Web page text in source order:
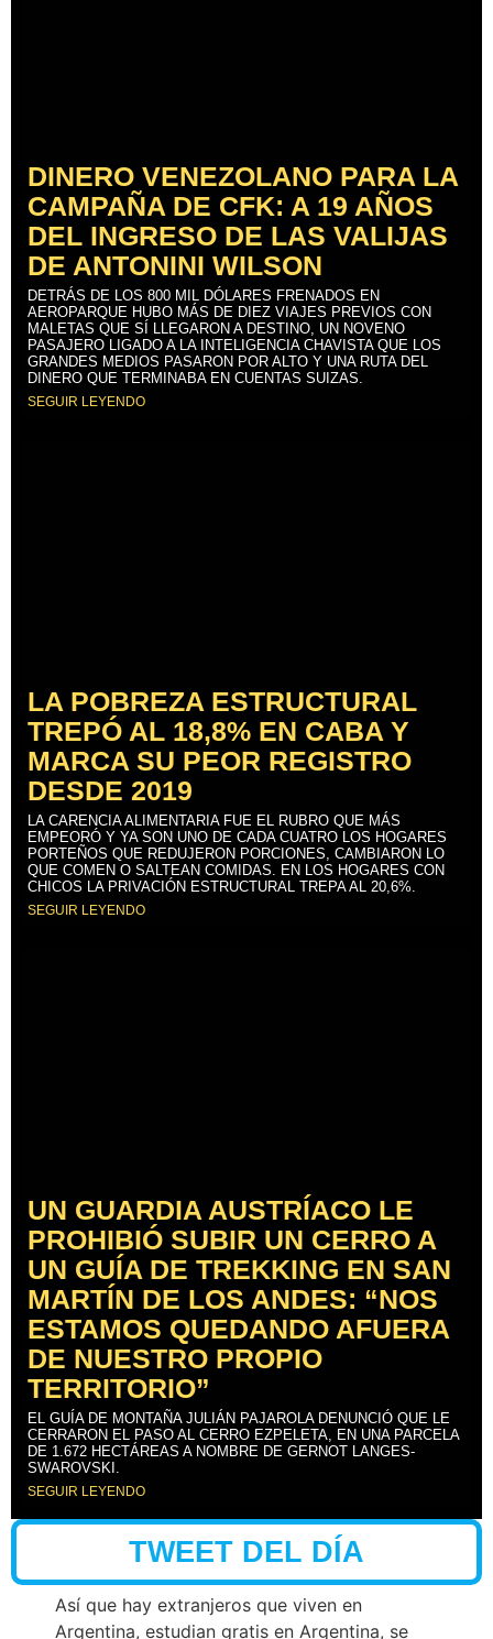
DINERO VENEZOLANO PARA LA
CAMPAÑA DE CFK: A 19 AÑOS
DEL INGRESO DE LAS VALIJAS
DE ANTONINI WILSON
DETRÁS DE LOS 800 MIL DÓLARES FRENADOS EN
AEROPARQUE HUBO MÁS DE DIEZ VIAJES PREVIOS CON
MALETAS QUE SÍ LLEGARON A DESTINO, UN NOVENO
PASAJERO LIGADO A LA INTELIGENCIA CHAVISTA QUE LOS
GRANDES MEDIOS PASARON POR ALTO Y UNA RUTA DEL
DINERO QUE TERMINABA EN CUENTAS SUIZAS.
SEGUIR LEYENDO
LA POBREZA ESTRUCTURAL
TREPÓ AL 18,8% EN CABA Y
MARCA SU PEOR REGISTRO
DESDE 2019
LA CARENCIA ALIMENTARIA FUE EL RUBRO QUE MÁS
EMPEORÓ Y YA SON UNO DE CADA CUATRO LOS HOGARES
PORTEÑOS QUE REDUJERON PORCIONES, CAMBIARON LO
QUE COMEN O SALTEAN COMIDAS. EN LOS HOGARES CON
CHICOS LA PRIVACIÓN ESTRUCTURAL TREPA AL 20,6%.
SEGUIR LEYENDO
UN GUARDIA AUSTRÍACO LE
PROHIBIÓ SUBIR UN CERRO A
UN GUÍA DE TREKKING EN SAN
MARTÍN DE LOS ANDES: “NOS
ESTAMOS QUEDANDO AFUERA
DE NUESTRO PROPIO
TERRITORIO”
EL GUÍA DE MONTAÑA JULIÁN PAJAROLA DENUNCIÓ QUE LE
CERRARON EL PASO AL CERRO EZPELETA, EN UNA PARCELA
DE 1.672 HECTÁREAS A NOMBRE DE GERNOT LANGES-
SWAROVSKI.
SEGUIR LEYENDO
TWEET DEL DÍA
Así que hay extranjeros que viven en
Argentina, estudian gratis en Argentina, se